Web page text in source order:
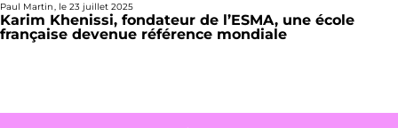
Paul Martin, le 23 juillet 2025
Karim Khenissi, fondateur de l’ESMA, une école
française devenue référence mondiale